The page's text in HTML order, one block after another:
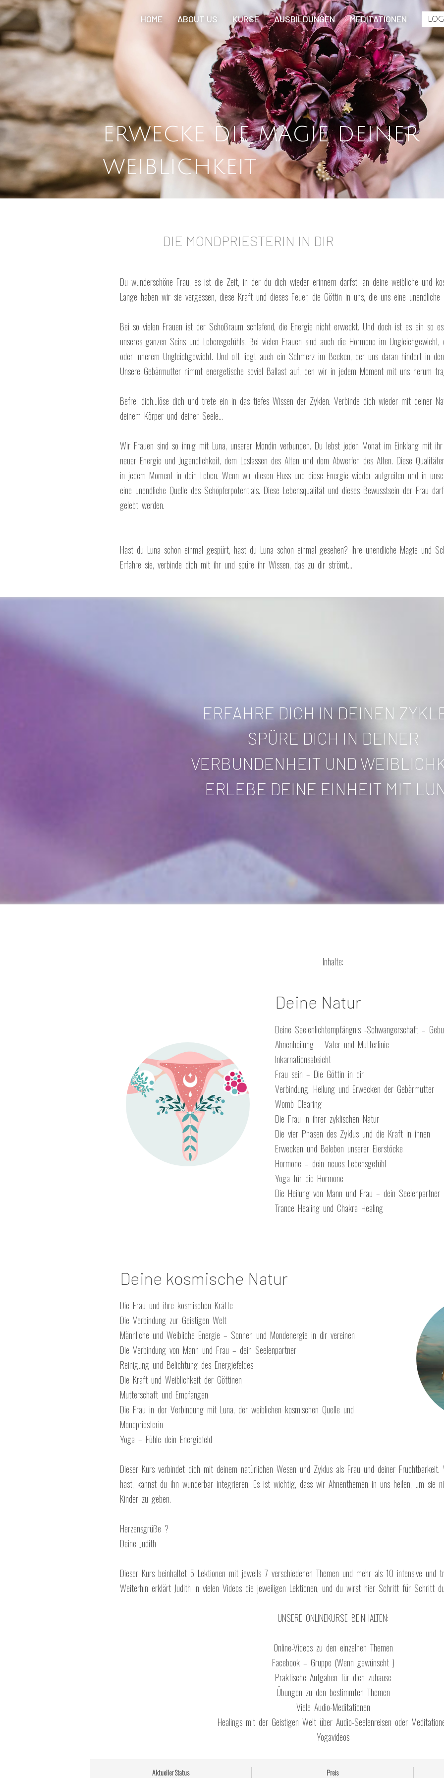
HOME ABOUT US KURSE AUSBILDUNGEN MEDITATIONEN
ERWECKE DIE MAGIE DEINER
WEIBLICHKEIT
DIE MONDPRIESTERIN IN DIR
Du wunderschöne Frau, es ist die Zeit, in der du dich wieder erinnern darfst, an deine weibliche und
Lange haben wir sie vergessen, diese Kraft und dieses Feuer, die Göttin in uns, die uns eine
Bei so vielen Frauen ist der Schoßraum schlafend, die Energie nicht erweckt. Und doch ist es ein so
unseres ganzen Seins und Lebensgefühls. Bei vielen Frauen sind auch die Hormone im Ungleichgewicht,
oder innerem Ungleichgewicht. Und oft liegt auch ein Schmerz im Becken, der uns daran hindert in
Unsere Gebärmutter nimmt energetische soviel Ballast auf, den wir in jedem Moment mit uns herum
Befrei dich…löse dich und trete ein in das tiefes Wissen der Zyklen. Verbinde dich wieder mit deiner
deinem Körper und deiner Seele…
Wir Frauen sind so innig mit Luna, unserer Mondin verbunden. Du lebst jeden Monat im Einklang mit
neuer Energie und Jugendlichkeit, dem Loslassen des Alten und dem Abwerfen des Alten. Diese
in jedem Moment in dein Leben. Wenn wir diesen Fluss und diese Energie wieder aufgreifen und in
eine unendliche Quelle des Schöpferpotentials. Diese Lebensqualität und dieses Bewusstsein der Frau
gelebt werden.
Hast du Luna schon einmal gespürt, hast du Luna schon einmal gesehen? Ihre unendliche Magie und
Erfahre sie, verbinde dich mit ihr und spüre ihr Wissen, das zu dir strömt…
ERFAHRE DICH IN DEINEN
SPÜRE DICH IN DEINER
VERBUNDENHEIT UND
ERLEBE DEINE EINHEIT MIT
Inhalte:
Deine Natur
Deine Seelenlichtempfängnis -Schwangerschaft –
Ahnenheilung – Vater und Mutterlinie
Inkarnationsabsicht
Frau sein – Die Göttin in dir
Verbindung, Heilung und Erwecken der Gebärmutter
Womb Clearing
Die Frau in ihrer zyklischen Natur
Die vier Phasen des Zyklus und die Kraft in ihnen
Erwecken und Beleben unserer Eierstöcke
Hormone – dein neues Lebensgefühl
Yoga für die Hormone
Die Heilung von Mann und Frau – dein Seelenpartner
Trance Healing und Chakra Healing
Deine kosmische Natur
Die Frau und ihre kosmischen Kräfte
Die Verbindung zur Geistigen Welt
Männliche und Weibliche Energie – Sonnen und Mondenergie in dir vereinen
Die Verbindung von Mann und Frau – dein Seelenpartner
Reinigung und Belichtung des Energiefeldes
Die Kraft und Weiblichkeit der Göttinen
Mutterschaft und Empfangen
Die Frau in der Verbindung mit Luna, der weiblichen kosmischen Quelle und
Mondpriesterin
Yoga – Fühle dein Energiefeld
Dieser Kurs verbindet dich mit deinem natürlichen Wesen und Zyklus als Frau und deiner Fruchtbarkeit.
hast, kannst du ihn wunderbar integrieren. Es ist wichtig, dass wir Ahnenthemen in uns heilen, um sie
Kinder zu geben.
Herzensgrüße ?
Deine Judith
Dieser Kurs beinhaltet 5 Lektionen mit jeweils 7 verschiedenen Themen und mehr als 10 intensive und
Weiterhin erklärt Judith in vielen Videos die jeweiligen Lektionen, und du wirst hier Schritt für Schritt
UNSERE ONLINEKURSE BEINHALTEN:
Online-Videos zu den einzelnen Themen
Facebook – Gruppe (Wenn gewünscht )
Praktische Aufgaben für dich zuhause
Übungen zu den bestimmten Themen
Viele Audio-Meditationen
Healings mit der Geistigen Welt über Audio-Seelenreisen oder
Yogavideos
Aktueller Status Preis